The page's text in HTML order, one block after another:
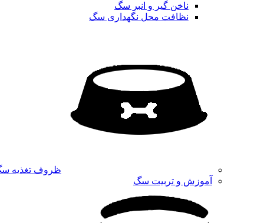
ناخن گیر و انبر سگ
نظافت محل نگهداری سگ
ظروف تغذیه
آموزش و تربیت سگ